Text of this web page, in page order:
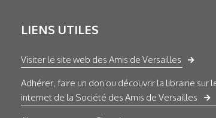
LIENS UTILES
Visiter le site web des Amis de Versailles
Adhérer, faire un don ou découvrir la librairie sur
internet de la Société des Amis de Versailles